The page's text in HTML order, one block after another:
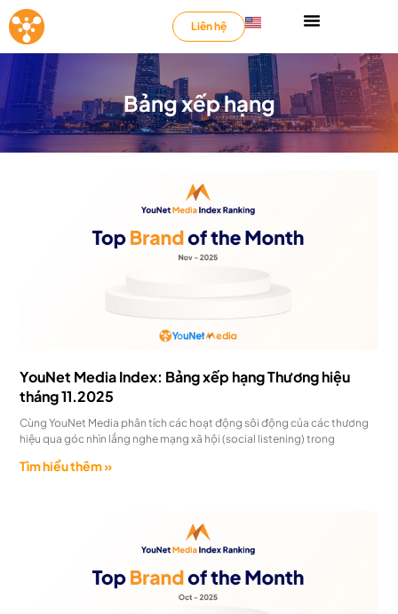
Liên hệ
Bảng xếp hạng
YouNet Media Index: Bảng xếp hạng Thương hiệu
tháng 11.2025
Cùng YouNet Media phân tích các hoạt động sôi động của các thương
hiệu qua góc nhìn lắng nghe mạng xã hội (social listening) trong
Tìm hiểu thêm »